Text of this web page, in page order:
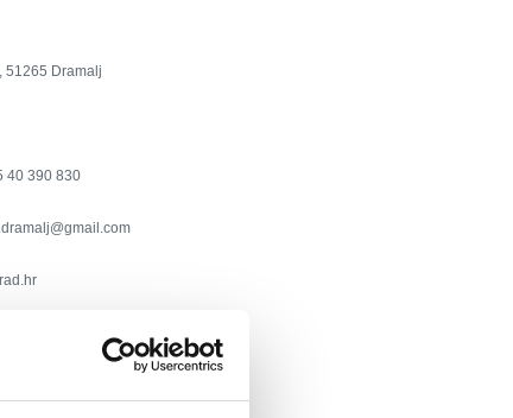
51265 Dramalj
40 390 830